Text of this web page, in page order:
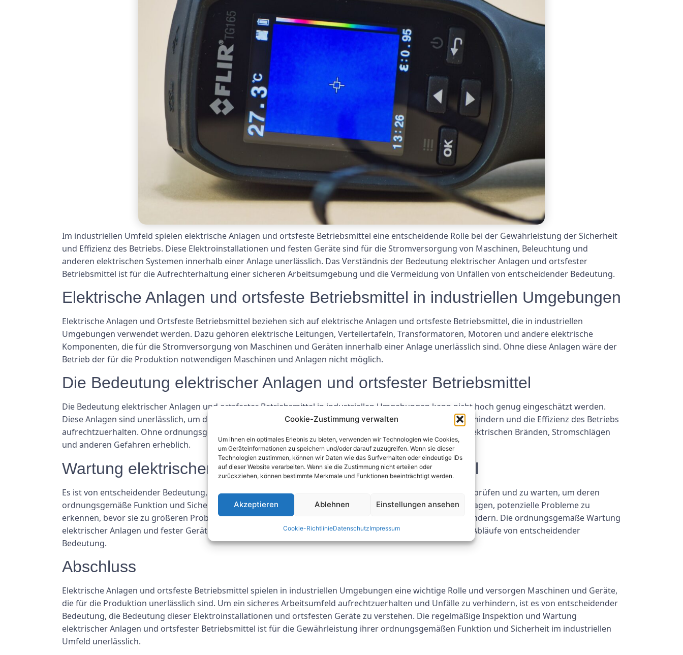
Cookie-Zustimmung verwalten
Um ihnen ein optimales Erlebnis zu bieten, verwenden wir Technologien wie Cookies,
um Geräteinformationen zu speichern und/oder darauf zuzugreifen. Wenn sie dieser
Technologien zustimmen, können wir Daten wie das Surfverhalten oder eindeutige IDs
auf dieser Website verarbeiten. Wenn sie die Zustimmung nicht erteilen oder
zurückziehen, können bestimmte Merkmale und Funktionen beeinträchtigt werden.
Akzeptieren Ablehnen Einstellungen ansehen
Cookie-RichtlinieDatenschutzImpressum
Im industriellen Umfeld spielen elektrische Anlagen und ortsfeste Betriebsmittel eine entscheidende Rolle bei der Gewährleistung der Sicherheit
und Effizienz des Betriebs. Diese Elektroinstallationen und festen Geräte sind für die Stromversorgung von Maschinen, Beleuchtung und
anderen elektrischen Systemen innerhalb einer Anlage unerlässlich. Das Verständnis der Bedeutung elektrischer Anlagen und ortsfester
Betriebsmittel ist für die Aufrechterhaltung einer sicheren Arbeitsumgebung und die Vermeidung von Unfällen von entscheidender Bedeutung.
Elektrische Anlagen und ortsfeste Betriebsmittel in industriellen Umgebungen
Elektrische Anlagen und Ortsfeste Betriebsmittel beziehen sich auf elektrische Anlagen und ortsfeste Betriebsmittel, die in industriellen
Umgebungen verwendet werden. Dazu gehören elektrische Leitungen, Verteilertafeln, Transformatoren, Motoren und andere elektrische
Komponenten, die für die Stromversorgung von Maschinen und Geräten innerhalb einer Anlage unerlässlich sind. Ohne diese Anlagen wäre der
Betrieb der für die Produktion notwendigen Maschinen und Anlagen nicht möglich.
Die Bedeutung elektrischer Anlagen und ortsfester Betriebsmittel
Die Bedeutung elektrischer Anlagen und ortsfester Betriebsmittel in industriellen Umgebungen kann nicht hoch genug eingeschätzt werden.
Diese Anlagen sind unerlässlich, um die Sicherheit der Arbeitnehmer zu gewährleisten, Stromunfälle zu verhindern und die Effizienz des Betriebs
aufrechtzuerhalten. Ohne ordnungsgemäße Elektroinstallationen und feste Geräte steigt das Risiko von elektrischen Bränden, Stromschlägen
und anderen Gefahren erheblich.
Wartung elektrischer Anlagen und ortsfeste Betriebsmittel
Es ist von entscheidender Bedeutung, elektrische Anlagen und ortsfeste Betriebsmittel regelmäßig zu überprüfen und zu warten, um deren
ordnungsgemäße Funktion und Sicherheit zu gewährleisten. Regelmäßige Inspektionen können dazu beitragen, potenzielle Probleme zu
erkennen, bevor sie zu größeren Problemen eskalieren, und so kostspielige Ausfallzeiten und Unfälle verhindern. Die ordnungsgemäße Wartung
elektrischer Anlagen und fester Geräte ist für die Gewährleistung der Sicherheit und Effizienz industrieller Abläufe von entscheidender
Bedeutung.
Abschluss
Elektrische Anlagen und ortsfeste Betriebsmittel spielen in industriellen Umgebungen eine wichtige Rolle und versorgen Maschinen und Geräte,
die für die Produktion unerlässlich sind. Um ein sicheres Arbeitsumfeld aufrechtzuerhalten und Unfälle zu verhindern, ist es von entscheidender
Bedeutung, die Bedeutung dieser Elektroinstallationen und ortsfesten Geräte zu verstehen. Die regelmäßige Inspektion und Wartung
elektrischer Anlagen und ortsfester Betriebsmittel ist für die Gewährleistung ihrer ordnungsgemäßen Funktion und Sicherheit im industriellen
Umfeld unerlässlich.